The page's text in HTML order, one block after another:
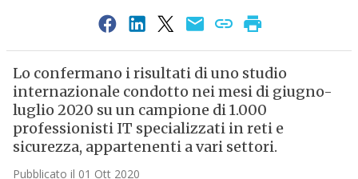
Lo confermano i risultati di uno studio
internazionale condotto nei mesi di giugno-
luglio 2020 su un campione di 1.000
professionisti IT specializzati in reti e
sicurezza, appartenenti a vari settori.
Pubblicato il 01 Ott 2020